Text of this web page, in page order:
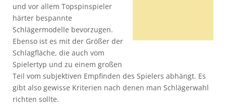
und vor allem Topspinspieler
härter bespannte
Schlägermodelle bevorzugen.
Ebenso ist es mit der Größer der
Schlagfläche, die auch vom
Spielertyp und zu einem großen
Teil vom subjektiven Empfinden des Spielers abhängt. Es
gibt also gewisse Kriterien nach denen man Schlägerwahl
richten sollte.